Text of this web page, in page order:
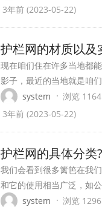
类并不是固定的某一种护栏
特色就能够挑选为本身所用
栏网：常用在路途两边进
闭维护，避...
3年前 (2023-05-22)
护栏网的材质以及
现在咱们住在许多当地都
影子，最近的当地就是咱
道，咱们能够看到它是否
成！事实上，这个资料的资
用在每个人身上。 首要，
观，看起来很特别，很新
假如在大面积...
system · 浏览 1164
3年前 (2023-05-22)
护栏网的具体分
我们会看到很多篱笆在我
和它的使用相当广泛，如
栏，花园的保护等等，这些
system · 浏览 1296